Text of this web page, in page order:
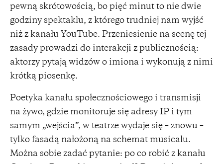
pewną skrótowością, bo pięć minut to nie dwie
godziny spektaklu, z którego trudniej nam wyjść
niż z kanału YouTube. Przeniesienie na scenę tej
zasady prowadzi do interakcji z publicznością:
aktorzy pytają widzów o imiona i wykonują z nimi
krótką piosenkę.
Poetyka kanału społecznościowego i transmisji
na żywo, gdzie monitoruje się adresy IP i tym
samym „wejścia”, w teatrze wydaje się – znowu –
tylko fasadą nałożoną na schemat musicalu.
Można sobie zadać pytanie: po co robić z kanału